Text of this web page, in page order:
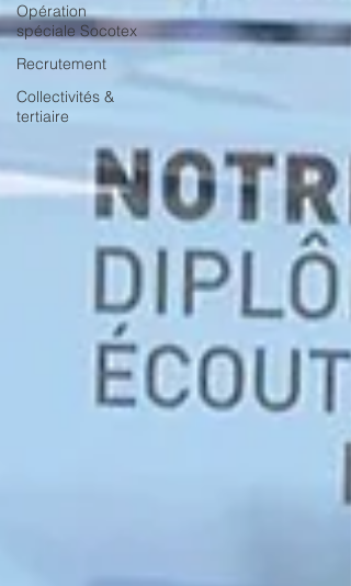
Opération
spéciale Socotex
Recrutement
Collectivités &
tertiaire